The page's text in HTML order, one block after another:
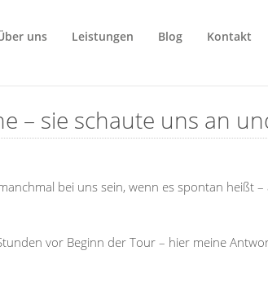
uns Leistungen Blog Kontakt
– sie schaute uns an
bei uns sein, wenn es spontan heißt –
vor Beginn der Tour – hier meine